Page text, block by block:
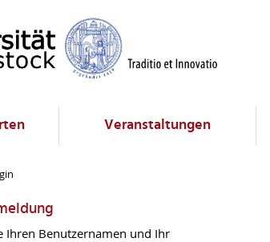
Veranstaltungen
Ihren Benutzernamen und Ihr